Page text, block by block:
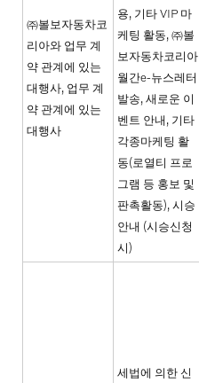
㈜볼보자동차코
리아와 업무 계
약 관계에 있는
대행사, 업무 계
약 관계에 있는
대행사
용, 기타 VIP 마
케팅 활동, ㈜볼
보자동차코리아
월간e-뉴스레터
발송, 새로운 이
벤트 안내, 기타
각종마케팅 활
동(로열티 프로
그램 등 홍보 및
판촉활동), 시승
안내 (시승신청
시)
세법에 의한 신